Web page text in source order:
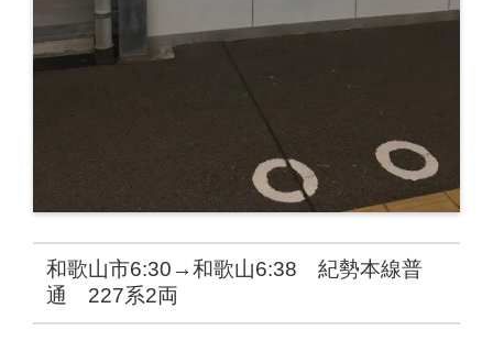
和歌山市6:30→和歌山6:38 紀勢本線普
通 227系2両